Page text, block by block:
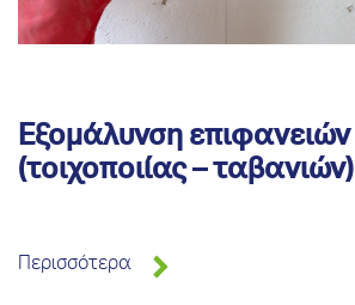
Εξομάλυνση επιφανειών
(τοιχοποιίας – ταβανιών)
Περισσότερα